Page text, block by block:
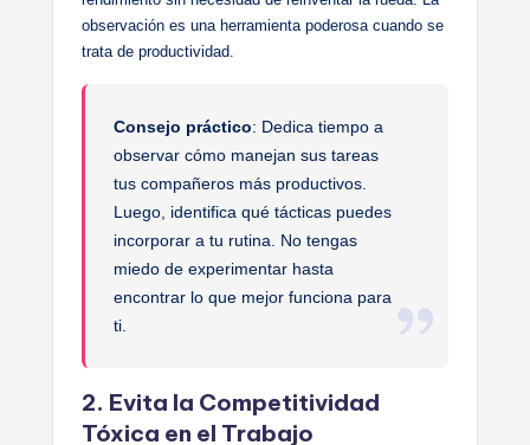
observación es una herramienta poderosa cuando se
trata de productividad.
Consejo práctico: Dedica tiempo a
observar cómo manejan sus tareas
tus compañeros más productivos.
Luego, identifica qué tácticas puedes
incorporar a tu rutina. No tengas
miedo de experimentar hasta
encontrar lo que mejor funciona para
ti.
2. Evita la Competitividad
Tóxica en el Trabajo